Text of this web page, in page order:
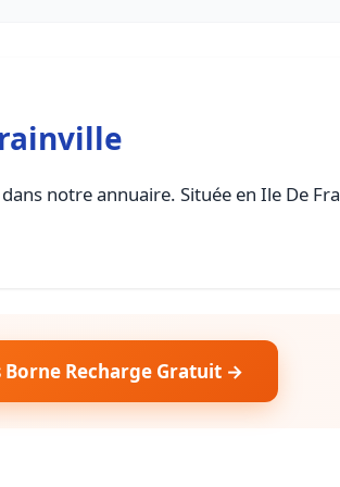
notre annuaire. Située en Ile De
Borne Recharge Gratuit →